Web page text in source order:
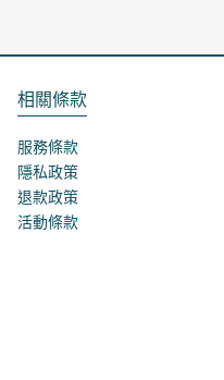
相關條款
服務條款
隱私政策
退款政策
活動條款